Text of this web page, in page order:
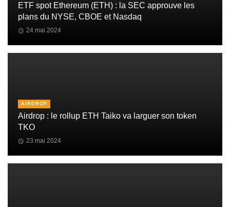
ETF spot Ethereum (ETH) : la SEC approuve les
plans du NYSE, CBOE et Nasdaq
24 mai 2024
AIRDROP
Airdrop : le rollup ETH Taiko va larguer son token
TKO
23 mai 2024